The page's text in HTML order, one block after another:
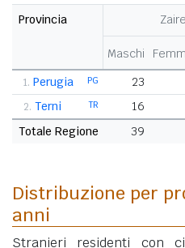
Provincia
Maschi
1. PG
Perugia 23
2. TR
Terni 16
Totale Regione
39
Distribuzione per
anni
Stranieri residenti con